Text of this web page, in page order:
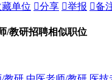
单位 分享 举报 备
/教研招聘相似职位